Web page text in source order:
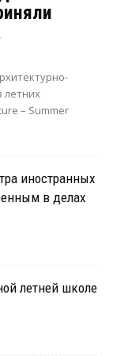
летних
– Summer
иностранных
в делах
летней школе